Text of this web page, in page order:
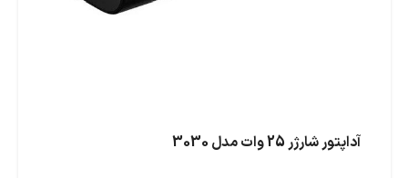
آداپتور شارژر 25 وات مدل 3030